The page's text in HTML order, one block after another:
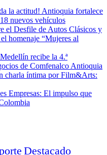
la actitud! Antioquia fortalece
nuevos vehículos
el Desfile de Autos Clásicos y
homenaje “Mujeres al
recibe la 4.ª
de Comfenalco Antioquia
charla íntima por Film&Arts:
Empresas: El impulso que
Destacado